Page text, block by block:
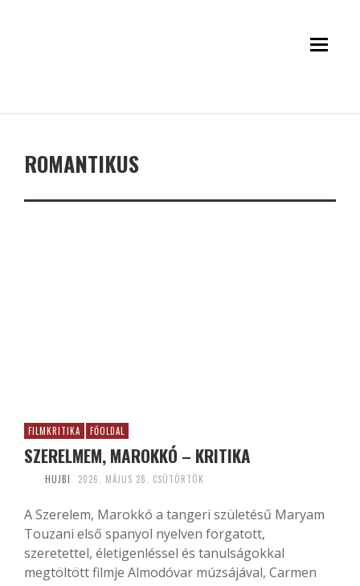
ROMANTIKUS
FILMKRITIKA FŐOLDAL
SZERELMEM, MAROKKÓ – KRITIKA
HUJBI 2026. MÁJUS 28. CSÜTÖRTÖK
A Szerelem, Marokkó a tangeri születésű Maryam
Touzani első spanyol nyelven forgatott,
szeretettel, életigenléssel és tanulságokkal
megtöltött filmje Almodóvar múzsájával, Carmen